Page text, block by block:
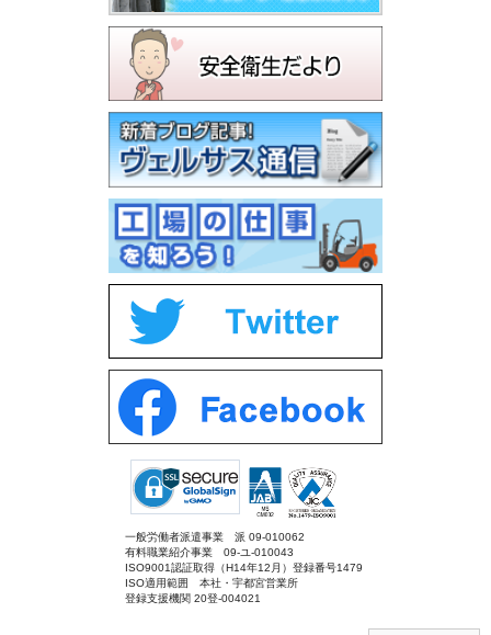
一般労働者派遣事業 派 09-010062
有料職業紹介事業 09-ユ-010043
ISO9001認証取得（H14年12月）登録番号1479
ISO適用範囲 本社・宇都宮営業所
登録支援機関 20登-004021